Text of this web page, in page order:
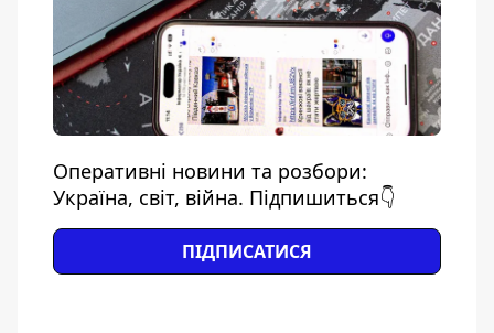
Оперативні новини та розбори:
Україна, світ, війна. Підпишиться👇
ПІДПИСАТИСЯ